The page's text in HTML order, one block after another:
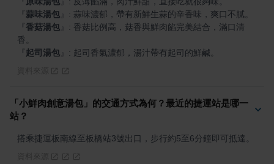
蒜味湯包
香菇湯包
: 香菇比例高，菇香與鮮肉餡完美結合，滿口清
起司湯包 : 起司香氣濃郁，湯汁帶有起司的鮮鹹。
「小鮮肉創意湯包」的交通方式為何？最近的捷運站是哪一
站？
搭乘捷運板南線至板橋站3號出口，步行約5至6分鐘即可抵達。